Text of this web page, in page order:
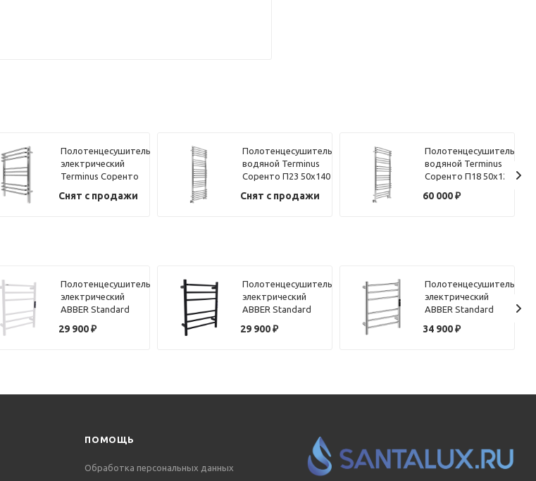
Полотенцесушитель
электрический
Terminus Соренто
Снят с продажи
Полотенцесушитель
водяной Terminus
Соренто П23 50х140
Снят с продажи
Полотенцесушитель
водяной Terminus
Соренто П18 50х120
60 000₽
Полотенцесушитель
электрический
ABBER Standard
матовый
29 900₽
Полотенцесушитель
электрический
ABBER Standard
матовый
29 900₽
Полотенцесушитель
электрический
ABBER Standard
34 900₽
ПОМОЩЬ
Обработка персональных данных